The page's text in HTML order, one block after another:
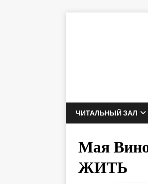
ЧИТАЛЬНЫЙ ЗАЛ
Мая
ЖИТЬ